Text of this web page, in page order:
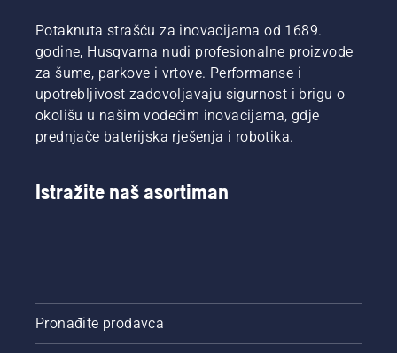
Potaknuta strašću za inovacijama od 1689.
godine, Husqvarna nudi profesionalne proizvode
za šume, parkove i vrtove. Performanse i
upotrebljivost zadovoljavaju sigurnost i brigu o
okolišu u našim vodećim inovacijama, gdje
prednjače baterijska rješenja i robotika.
Istražite naš asortiman
Pronađite prodavca